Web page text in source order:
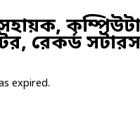
রেকর্ড
expired.